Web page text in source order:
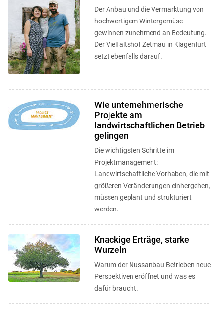
Der Anbau und die Vermarktung von
hochwertigem Wintergemüse
gewinnen zunehmend an Bedeutung.
Der Vielfaltshof Zetmau in Klagenfurt
setzt ebenfalls darauf.
Wie unternehmerische
Projekte am
landwirtschaftlichen Betrieb
gelingen
Die wichtigsten Schritte im
Projektmanagement:
Landwirtschaftliche Vorhaben, die mit
größeren Veränderungen einhergehen,
müssen geplant und strukturiert
werden.
Knackige Erträge, starke
Wurzeln
Warum der Nussanbau Betrieben neue
Perspektiven eröffnet und was es
dafür braucht.